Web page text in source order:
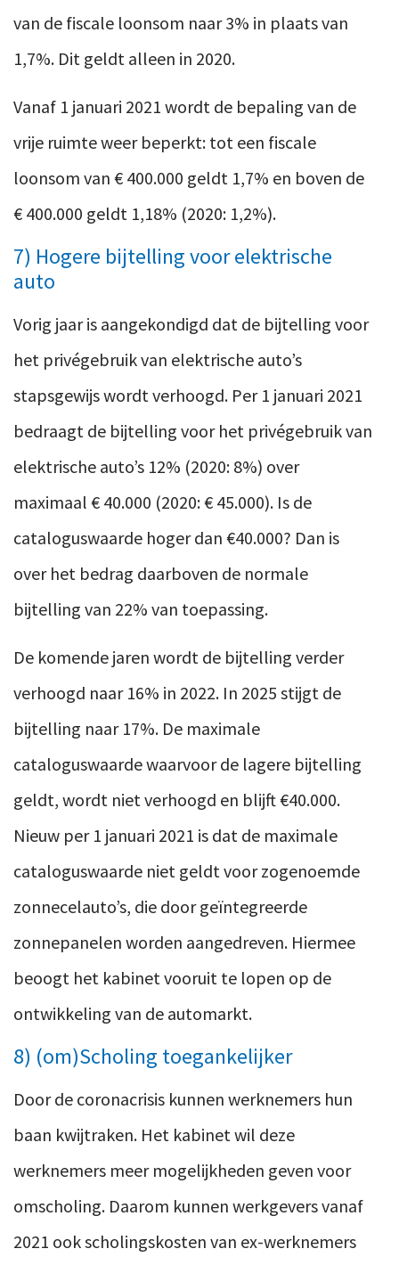
van de fiscale loonsom naar 3% in plaats van
1,7%. Dit geldt alleen in 2020.
Vanaf 1 januari 2021 wordt de bepaling van de
vrije ruimte weer beperkt: tot een fiscale
loonsom van € 400.000 geldt 1,7% en boven de
€ 400.000 geldt 1,18% (2020: 1,2%).
7) Hogere bijtelling voor elektrische
auto
Vorig jaar is aangekondigd dat de bijtelling voor
het privégebruik van elektrische auto’s
stapsgewijs wordt verhoogd. Per 1 januari 2021
bedraagt de bijtelling voor het privégebruik van
elektrische auto’s 12% (2020: 8%) over
maximaal € 40.000 (2020: € 45.000). Is de
cataloguswaarde hoger dan €40.000? Dan is
over het bedrag daarboven de normale
bijtelling van 22% van toepassing.
De komende jaren wordt de bijtelling verder
verhoogd naar 16% in 2022. In 2025 stijgt de
bijtelling naar 17%. De maximale
cataloguswaarde waarvoor de lagere bijtelling
geldt, wordt niet verhoogd en blijft €40.000.
Nieuw per 1 januari 2021 is dat de maximale
cataloguswaarde niet geldt voor zogenoemde
zonnecelauto’s, die door geïntegreerde
zonnepanelen worden aangedreven. Hiermee
beoogt het kabinet vooruit te lopen op de
ontwikkeling van de automarkt.
8) (om)Scholing toegankelijker
Door de coronacrisis kunnen werknemers hun
baan kwijtraken. Het kabinet wil deze
werknemers meer mogelijkheden geven voor
omscholing. Daarom kunnen werkgevers vanaf
2021 ook scholingskosten van ex-werknemers